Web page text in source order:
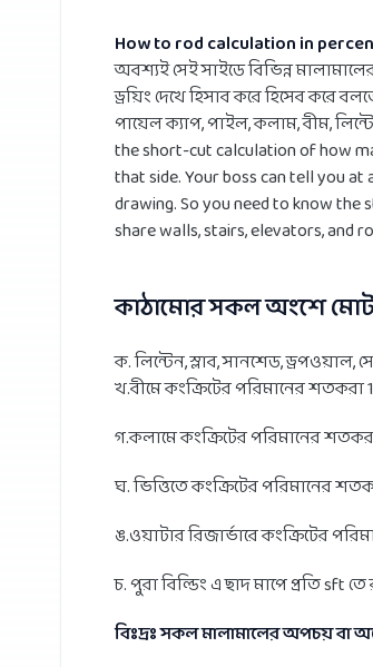
How to rod calculation in
অবশ্যই সেই সাইডে বিভিন্ন
ড্রয়িং দেখে হিসাব করে হিসেব করে
পায়েল ক্যাপ, পাইল, কলাম, বীম,
the short-cut calculation of how
that side. Your boss can tell you
drawing. So you need to know the
share walls, stairs, elevators, and
কাঠামোর সকল অংশে মোট
ক. লিন্টেন, স্লাব, সানশেড, ড্রপওয়াল,
খ.বীমে কংক্রিটের পরিমানের শতকরা
গ.কলামে কংক্রিটের পরিমানের
ঘ. ভিত্তিতে কংক্রিটের পরিমানের
ঙ.ওয়াটার রিজার্ভারে কংক্রিটের
চ. পুরা বিল্ডিং এ ছাদ মাপে প্রতি sft
বিঃদ্রঃ সকল মালামালের অপচয় বা